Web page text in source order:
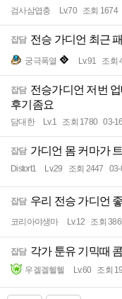
검사삼엽충 Lv.70 조회 1674
잡담 전승 가디언 최근
궁극폭열 Lv.91 조회
잡담 전승가디언 저번
후기좀요
담대한 Lv.1 조회 1780 03-16
잡담 가디언 몸 커마가
Distort1 Lv.29 조회 2447 03-
잡담 우리 전승 가디언
코리아야생마 Lv.12 조회
잡담 각가 툰유 기믹때
우겔겔헬헬 Lv.60 조회